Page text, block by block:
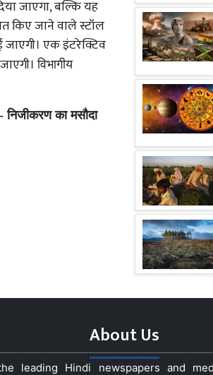
जाएगा, बल्कि यह
किए जाने वाले स्टॉल
एक इंटरेक्टिव
विभागीय
निजीकरण का मसौदा
About Us
leading Hindi newspapers and